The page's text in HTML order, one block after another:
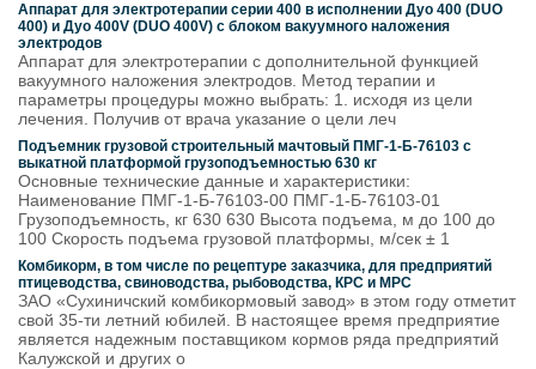
Аппарат для электротерапии серии 400 в исполнении Дуо 400 (DUO
400) и Дуо 400V (DUO 400V) с блоком вакуумного наложения
электродов
Аппарат для электротерапии с дополнительной функцией
вакуумного наложения электродов. Метод терапии и
параметры процедуры можно выбрать: 1. исходя из цели
лечения. Получив от врача указание о цели леч
Подъемник грузовой строительный мачтовый ПМГ-1-Б-76103 с
выкатной платформой грузоподъемностью 630 кг
Основные технические данные и характеристики:
Наименование ПМГ-1-Б-76103-00 ПМГ-1-Б-76103-01
Грузоподъемность, кг 630 630 Высота подъема, м до 100 до
100 Скорость подъема грузовой платформы, м/сек ± 1
Комбикорм, в том числе по рецептуре заказчика, для предприятий
птицеводства, свиноводства, рыбоводства, КРС и МРС
ЗАО «Сухиничский комбикормовый завод» в этом году отметит
свой 35-ти летний юбилей. В настоящее время предприятие
является надежным поставщиком кормов ряда предприятий
Калужской и других о